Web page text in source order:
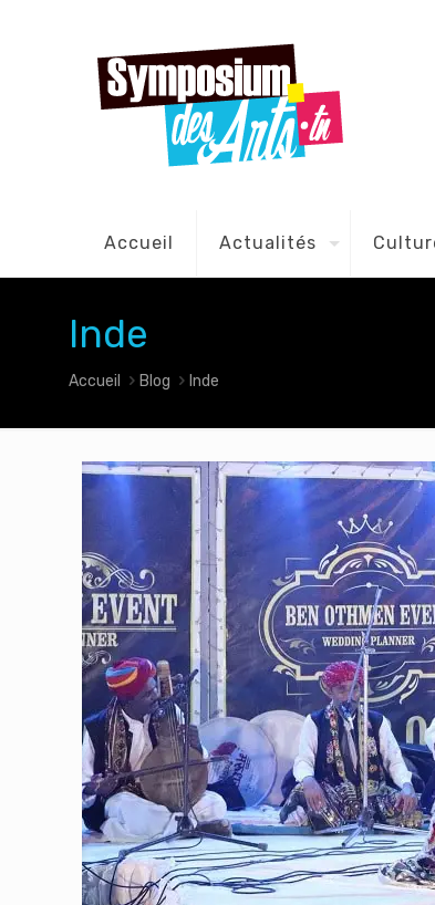
Accueil Actualités
Inde
Accueil Blog Inde